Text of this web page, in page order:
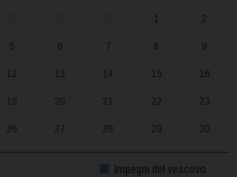
1 2
5 6 7 8 9
12 13 14 15 16
19 20 21 22 23
26 27 28 29 30
Impegni del vescovo